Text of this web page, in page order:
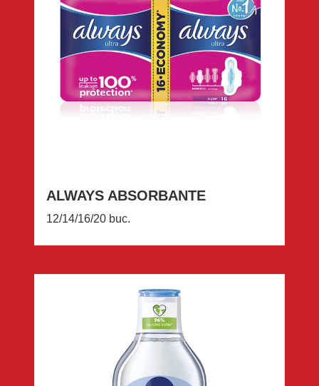
ALWAYS ABSORBANTE
12/14/16/20 buc.